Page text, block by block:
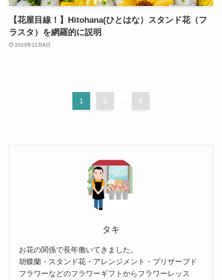
【花屋目線！】Hitohana(ひとはな）スタンド花（フ
ラスタ）を網羅的に説明
2023年11月8日
1 2 ... 4
タキ
お花の関係で長年働いてきました。
胡蝶蘭・スタンド花・アレンジメント・プリザーブド
フラワーなどのフラワーギフトからフラワーレッス